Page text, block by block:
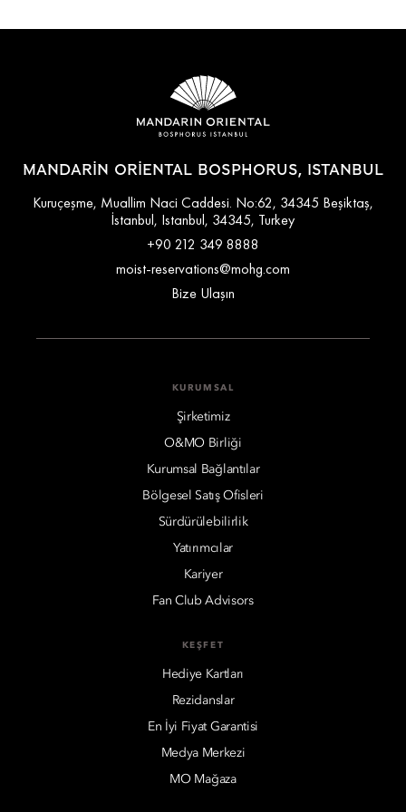
MANDARIN ORIENTAL BOSPHORUS, ISTANBUL
Kuruçeşme, Muallim Naci Caddesi. No:62, 34345 Beşiktaş,
İstanbul, Istanbul, 34345, Turkey
+90 212 349 8888
moist-reservations@mohg.com
Bize Ulaşın
KURUMSAL
Şirketimiz
O&MO Birliği
Kurumsal Bağlantılar
Bölgesel Satış Ofisleri
Sürdürülebilirlik
Yatırımcılar
Kariyer
Fan Club Advisors
KEŞFET
Hediye Kartları
Rezidanslar
En İyi Fiyat Garantisi
Medya Merkezi
MO Mağaza